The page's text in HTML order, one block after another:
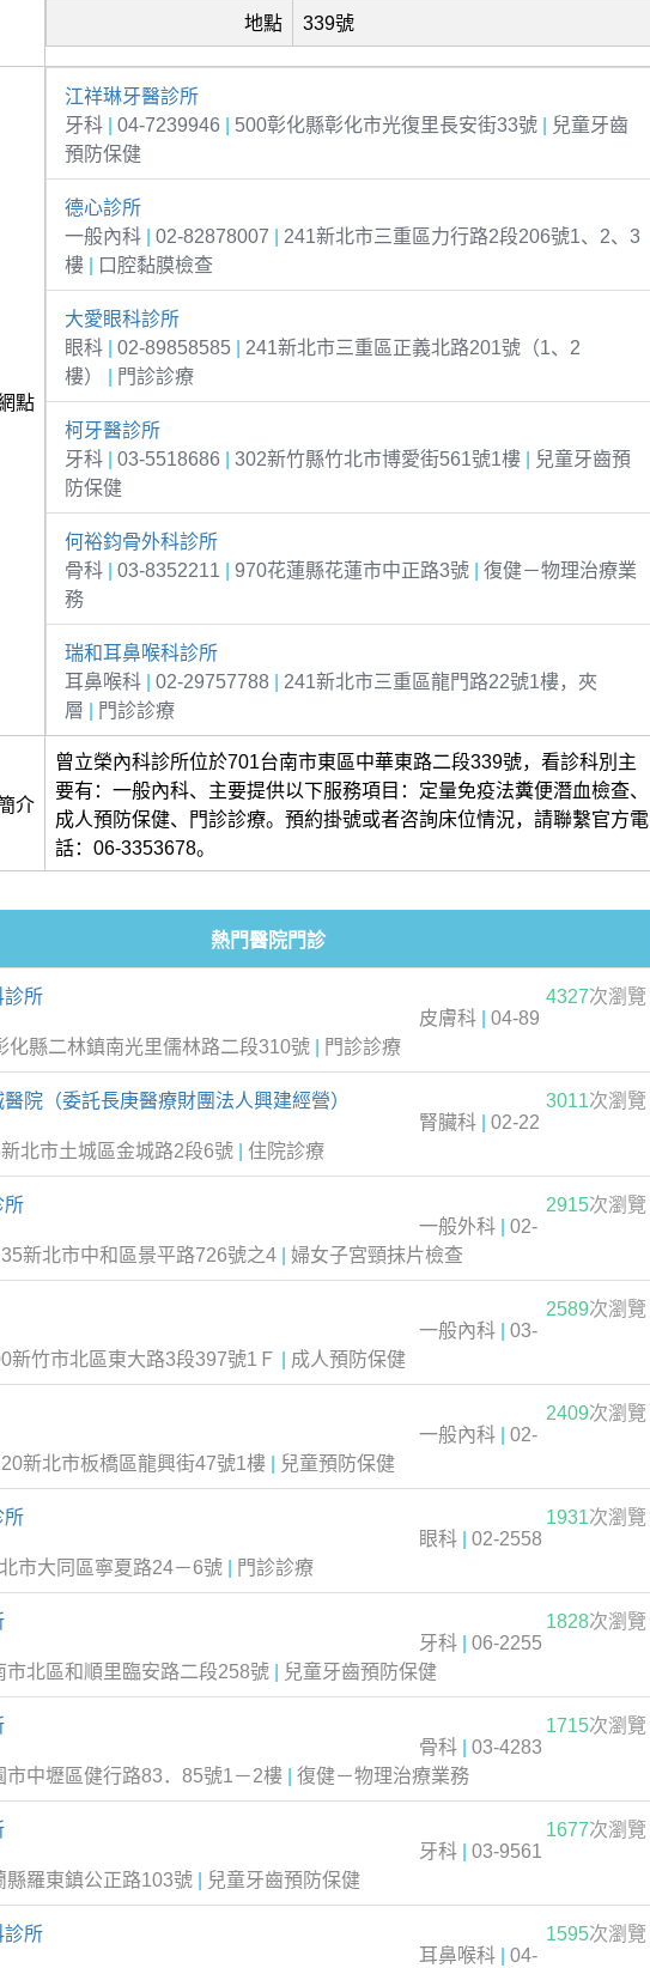
地點 339號
點
江祥琳牙醫診所
牙科
04-7239946 500彰化縣彰化市光復里長安街33號
兒童牙齒
預防保健
德心診所
一般內科
02-82878007
241新北市三重區力行路2段206號1、2、3
樓
口腔黏膜檢查
大愛眼科診所
眼科
02-89858585
241新北市三重區正義北路201號（1、2
樓）
門診診療
柯牙醫診所
牙科
03-5518686 302新竹縣竹北市博愛街561號1樓
兒童牙齒預
防保健
何裕鈞骨外科診所
骨科
03-8352211 970花蓮縣花蓮市中正路3號
復健－物理治療業
務
瑞和耳鼻喉科診所
耳鼻喉科
02-29757788
241新北市三重區龍門路22號1樓，夾
層
門診診療
介
曾立榮內科診所位於701台南市東區中華東路二段339號，看診科別主
要有：一般內科、主要提供以下服務項目：定量免疫法糞便潛血檢查、
成人預防保健、門診診療。預約掛號或者咨詢床位情況，請聯繫官方電
話：06-3353678。
熱門醫院門診
診所 4327次瀏覽
皮膚科
04-89
化縣二林鎮南光里儒林路二段310號
門診診療
院（委託長庚醫療財團法人興建經營） 3011次瀏覽
腎臟科
02-22
北市土城區金城路2段6號
住院診療
所 2915次瀏覽
一般外科
02-
新北市中和區景平路726號之4
婦女子宮頸抹片檢查
2589次瀏覽
一般內科
03-
新竹市北區東大路3段397號1Ｆ
成人預防保健
2409次瀏覽
一般內科
02-
新北市板橋區龍興街47號1樓
兒童預防保健
所 1931次瀏覽
眼科
02-2558
市大同區寧夏路24－6號
門診診療
1828次瀏覽
牙科
06-2255
北區和順里臨安路二段258號
兒童牙齒預防保健
1715次瀏覽
骨科
03-4283
中壢區健行路83．85號1－2樓
復健－物理治療業務
1677次瀏覽
牙科
03-9561
羅東鎮公正路103號
兒童牙齒預防保健
診所 1595次瀏覽
耳鼻喉科
04-